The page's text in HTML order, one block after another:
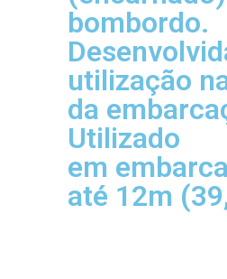
bombordo.
utilização
da
Utilizado
em
até 12m